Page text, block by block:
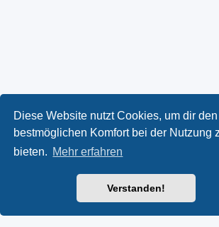
Diese Website nutzt Cookies, um dir den
bestmöglichen Komfort bei der Nutzung
bieten. Mehr erfahren
Verstanden!